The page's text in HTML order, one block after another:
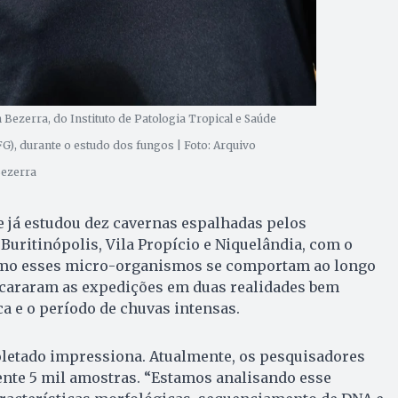
do Instituto de Patologia Tropical e Saúde
durante o estudo dos fungos | Foto: Arquivo
já estudou dez cavernas espalhadas pelos
Vila Propício e Niquelândia, com o
esses micro-organismos se comportam ao longo
as expedições em duas realidades bem
e o período de chuvas intensas.
impressiona. Atualmente, os pesquisadores
5 mil amostras. “Estamos analisando esse